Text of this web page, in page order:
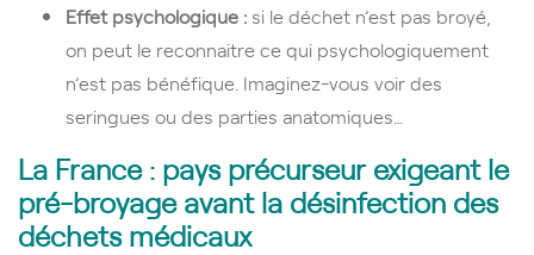
Effet psychologique : si le déchet n’est pas broyé,
on peut le reconnaitre ce qui psychologiquement
n’est pas bénéfique. Imaginez-vous voir des
seringues ou des parties anatomiques…
La France : pays précurseur exigeant le
pré-broyage avant la désinfection des
déchets médicaux